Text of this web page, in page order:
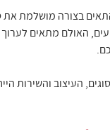
בצורה מושלמת את
האולם מתאים לערוך
העיצוב והשירות